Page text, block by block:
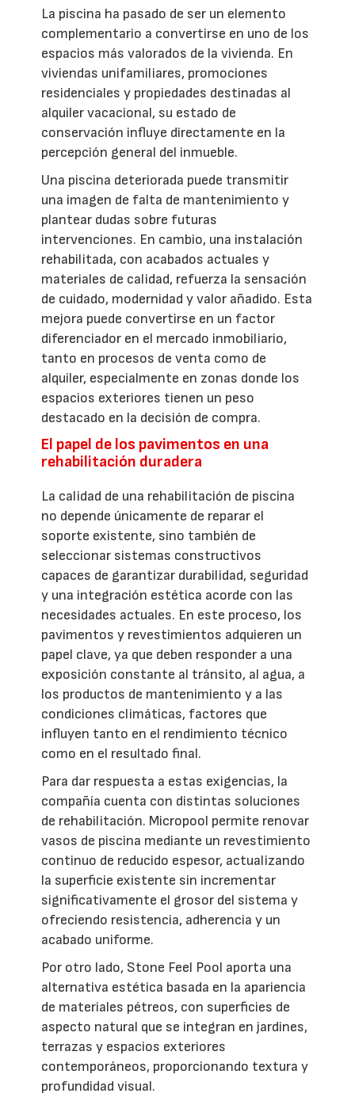
La piscina ha pasado de ser un elemento
complementario a convertirse en uno de los
espacios más valorados de la vivienda. En
viviendas unifamiliares, promociones
residenciales y propiedades destinadas al
alquiler vacacional, su estado de
conservación influye directamente en la
percepción general del inmueble.
Una piscina deteriorada puede transmitir
una imagen de falta de mantenimiento y
plantear dudas sobre futuras
intervenciones. En cambio, una instalación
rehabilitada, con acabados actuales y
materiales de calidad, refuerza la sensación
de cuidado, modernidad y valor añadido. Esta
mejora puede convertirse en un factor
diferenciador en el mercado inmobiliario,
tanto en procesos de venta como de
alquiler, especialmente en zonas donde los
espacios exteriores tienen un peso
destacado en la decisión de compra.
El papel de los pavimentos en una
rehabilitación duradera
La calidad de una rehabilitación de piscina
no depende únicamente de reparar el
soporte existente, sino también de
seleccionar sistemas constructivos
capaces de garantizar durabilidad, seguridad
y una integración estética acorde con las
necesidades actuales. En este proceso, los
pavimentos y revestimientos adquieren un
papel clave, ya que deben responder a una
exposición constante al tránsito, al agua, a
los productos de mantenimiento y a las
condiciones climáticas, factores que
influyen tanto en el rendimiento técnico
como en el resultado final.
Para dar respuesta a estas exigencias, la
compañía cuenta con distintas soluciones
de rehabilitación. Micropool permite renovar
vasos de piscina mediante un revestimiento
continuo de reducido espesor, actualizando
la superficie existente sin incrementar
significativamente el grosor del sistema y
ofreciendo resistencia, adherencia y un
acabado uniforme.
Por otro lado, Stone Feel Pool aporta una
alternativa estética basada en la apariencia
de materiales pétreos, con superficies de
aspecto natural que se integran en jardines,
terrazas y espacios exteriores
contemporáneos, proporcionando textura y
profundidad visual.